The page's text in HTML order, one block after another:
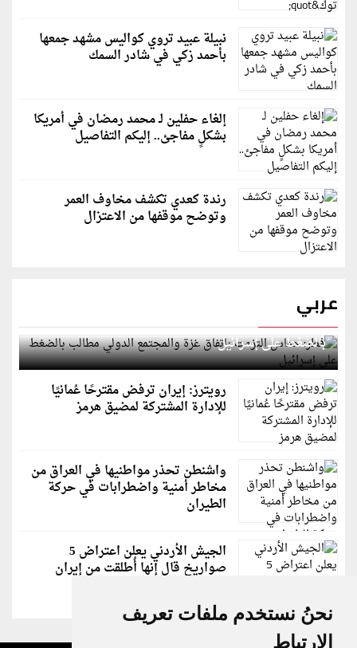
نحنُ نستخدم ملفات تعريف
الارتباط
نبيلة عبيد تروي كواليس مشهد جمعها
بأحمد زكي في شادر السمك
إلغاء حفلين لـ محمد رمضان في أمريكا
بشكلٍ مفاجئ.. إليكم التفاصيل
رندة كعدي تكشف مخاوف العمر
وتوضح موقفها من الاعتزال
عربي
قطر: حماس التزمت باتفاق غزة والمجتمع الدولي مطالب
بالضغط على إسرائيل
رويترز: إيران ترفض مقترحًا عُمانيًا
للإدارة المشتركة لمضيق هرمز
واشنطن تحذر مواطنيها في العراق من
مخاطر أمنية واضطرابات في حركة
الطيران
الجيش الأردني يعلن اعتراض 5
صواريخ قال إنها أُطلقت من إيران